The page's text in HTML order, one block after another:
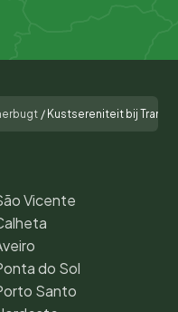
/ Kustsereniteit bij
Vicente
do Sol
Santo